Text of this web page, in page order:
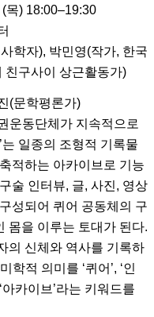
목) 18:00–19:30
학자), 박민영(작가, 한국
친구사이 상근활동가)
(문학평론가)
운동단체가 지속적으로
는 일종의 조형적 기록물
적하는 아카이브로 기능
술 인터뷰, 글, 사진, 영상
성되어 퀴어 공동체의 구
몸을 이루는 토대가 된다.
의 신체와 역사를 기록하
학적 의미를 ‘퀴어’, ‘인
아카이브’라는 키워드를